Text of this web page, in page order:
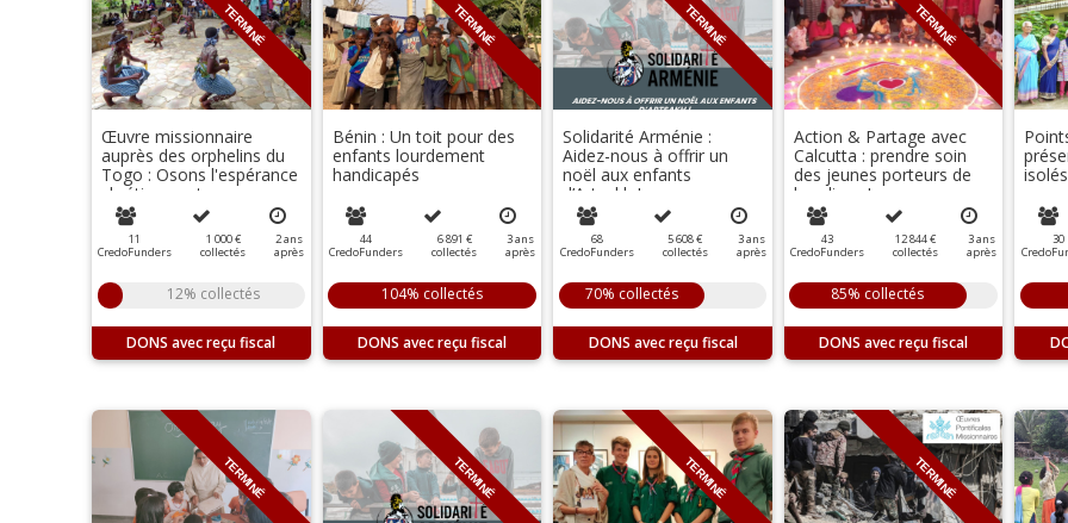
TERMINÉ
Œuvre missionnaire
auprès des orphelins du
Togo : Osons l'espérance
chrétienne et proposons-
là au monde !
11
CredoFunders
1 000 €
collectés
2ans
après
12% collectés
DONS
TERMINÉ
Bénin : Un toit pour des
enfants lourdement
handicapés
44
CredoFunders
6 891 €
collectés
3ans
après
104% collectés
DONS
TERMINÉ
Solidarité Arménie :
Aidez-nous à offrir un
noël aux enfants
d’Artsakh !
68
CredoFunders
5 608 €
collectés
3ans
après
70% collectés
DONS
TERMINÉ
Action & Partage avec
Calcutta : prendre soin
des jeunes porteurs de
handicap !
43
CredoFunders
12 844 €
collectés
3ans
après
85% collectés
DONS
30
TERMINÉ TERMINÉ TERMINÉ TERMINÉ